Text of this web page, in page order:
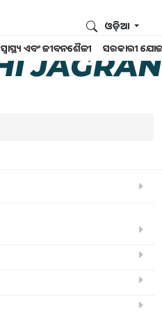
ସ୍ୱାସ୍ଥ୍ୟ ଏବଂ ଜୀବନଶୈଳୀ ସରକାରୀ
ଓଡ଼ିଆ